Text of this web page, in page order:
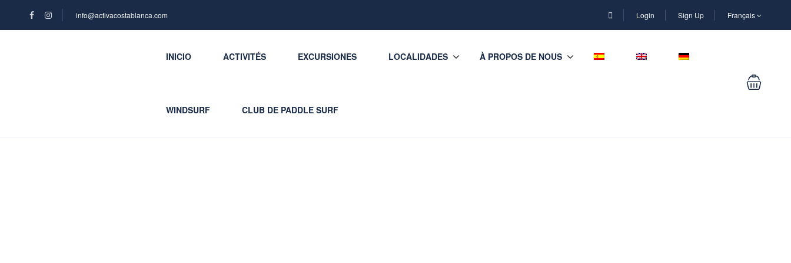
info@activacostablanca.com Login Sign Up Français
INICIO ACTIVITÉS EXCURSIONES LOCALIDADES À PROPOS DE NOUS
WINDSURF CLUB DE PADDLE SURF